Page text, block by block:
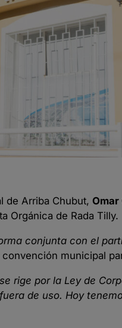
de Arriba Chubut, Omar
Orgánica de Rada Tilly.
conjunta con el
municipal
rige por la Ley de
de uso. Hoy